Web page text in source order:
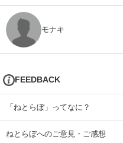
モナキ
FEEDBACK
「ねとらぼ」ってなに？
ねとらぼへのご意見・ご感想